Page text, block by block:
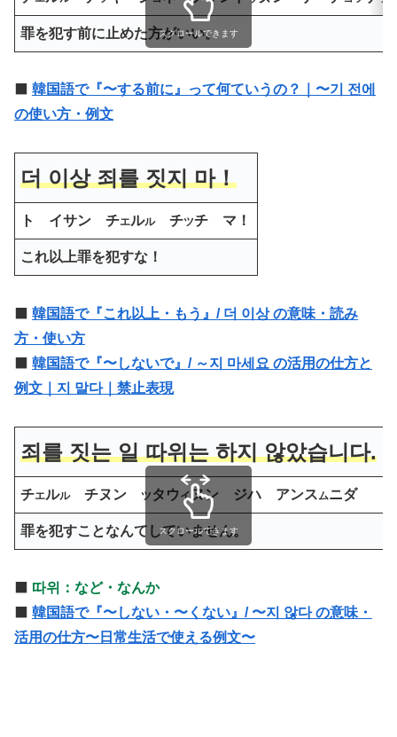
罪を犯す前に止めた方がいい。
スクロールできます
韓国語で『〜する前に』って何ていうの？｜〜기 전에
の使い方・例文
더 이상 죄를 짓지 마！
ト イサン チエルルチツチ マ！
これ以上罪を犯すな！
韓国語で『これ以上・もう』/ 더 이상 の意味・読み
方・使い方
韓国語で『〜しないで』/ ～지 마세요 の活用の仕方と
例文｜지 말다｜禁止表現
죄를 짓는 일 따위는 하지 않았습니다.
チエルルチヌンツ タウイ ヌン ジハ アンス ムニダ
罪を犯すことなんてしていません。
スクロールできます
따위：など・なんか
韓国語で『〜しない・〜くない』/ 〜지 않다 の意味・
活用の仕方〜日常生活で使える例文〜